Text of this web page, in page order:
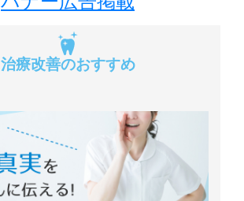
治療改善のおすすめ